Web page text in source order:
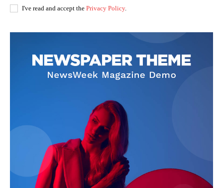
I've read and accept the Privacy Policy.